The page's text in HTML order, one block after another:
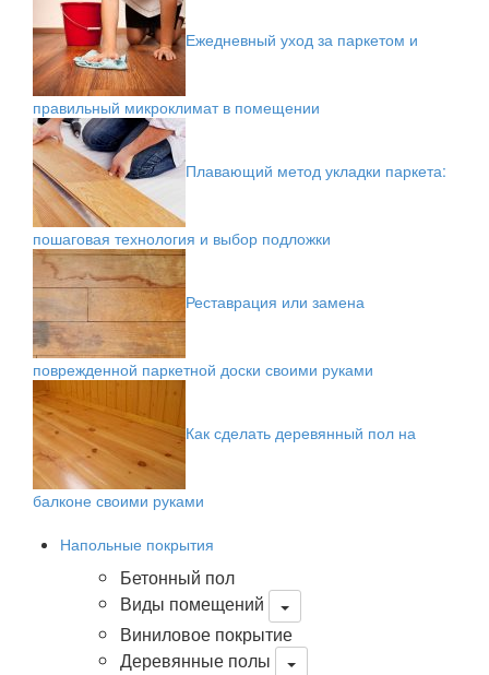
Ежедневный уход за паркетом и
правильный микроклимат в помещении
Плавающий метод укладки паркета:
пошаговая технология и выбор подложки
Реставрация или замена
поврежденной паркетной доски своими руками
Как сделать деревянный пол на
балконе своими руками
Напольные покрытия
Бетонный пол
Виды помещений
Виниловое покрытие
Деревянные полы